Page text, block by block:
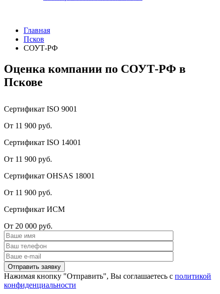
Главная
Псков
СОУТ-РФ
Оценка компании по СОУТ-РФ в
Пскове
Сертификат ISO 9001
От 11 900 руб.
Сертификат ISO 14001
От 11 900 руб.
Сертификат OHSAS 18001
От 11 900 руб.
Сертификат ИСМ
От 20 000 руб.
Нажимая кнопку "Отправить", Вы соглашаетесь с политикой
конфиденциальности